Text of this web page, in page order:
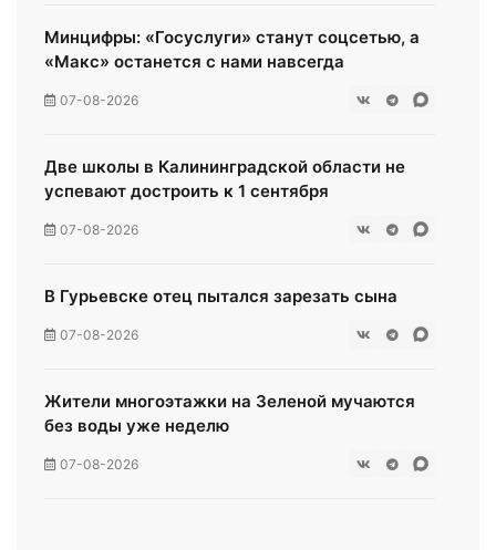
Минцифры: «Госуслуги» станут соцсетью, а
«Макс» останется с нами навсегда
07-08-2026
Две школы в Калининградской области не
успевают достроить к 1 сентября
07-08-2026
В Гурьевске отец пытался зарезать сына
07-08-2026
Жители многоэтажки на Зеленой мучаются
без воды уже неделю
07-08-2026